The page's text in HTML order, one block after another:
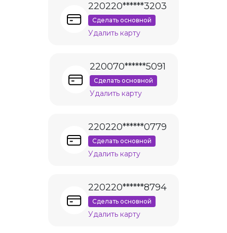
220220******3203
Сделать основной
Удалить карту
220070******5091
Сделать основной
Удалить карту
220220******0779
Сделать основной
Удалить карту
220220******8794
Сделать основной
Удалить карту